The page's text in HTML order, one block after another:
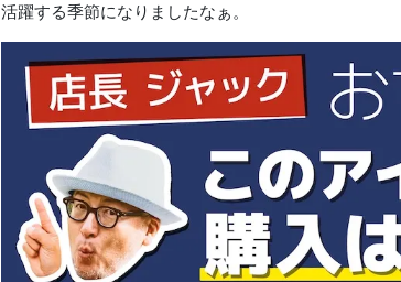
活躍する季節になりましたなぁ。